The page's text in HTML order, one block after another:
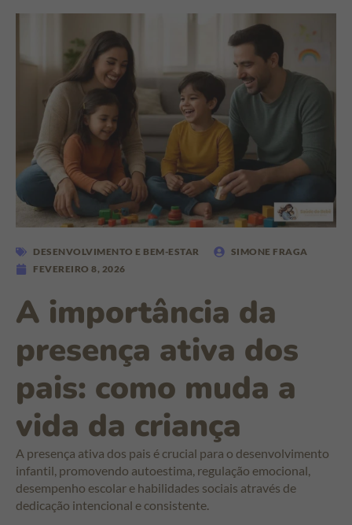
DESENVOLVIMENTO E BEM-ESTAR
SIMONE FRAGA
FEVEREIRO 8, 2026
A importância da
presença ativa dos
pais: como muda a
vida da criança
A presença ativa dos pais é crucial para o desenvolvimento
infantil, promovendo autoestima, regulação emocional,
desempenho escolar e habilidades sociais através de
dedicação intencional e consistente.